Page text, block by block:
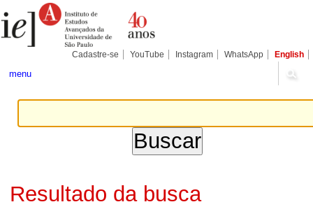
para
conteúdo.
Pessoais
Cadastre-se YouTube Instagram WhatsApp English
menu
Resultado da busca